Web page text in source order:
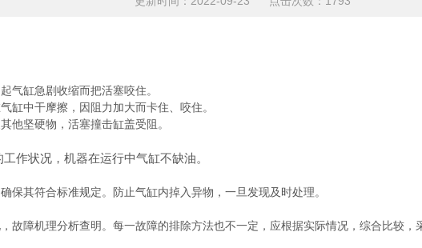
气缸急剧收缩而把活塞咬住。
缸中干摩擦，因阻力加大而卡住、咬住。
他坚硬物，活塞撞击缸盖受阻。
作状况，机器在运行中气缸不缺油。
保其符合标准规定。防止气缸内掉入异物，一旦发现及时处理。
故障机理分析查明。每一故障的排除方法也不一定，应根据实际情况，综合比较，